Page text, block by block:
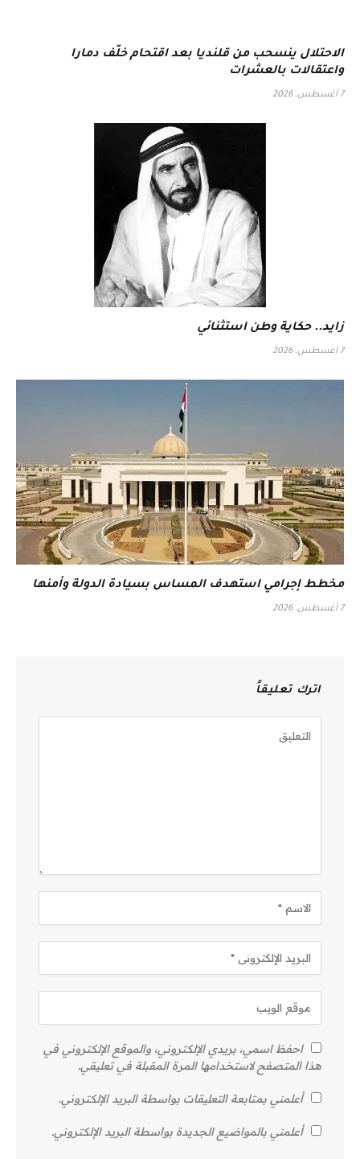
الاحتلال ينسحب من قلنديا بعد اقتحام خلّف دمارا
واعتقالات بالعشرات
7 أغسطس، 2026
زايد.. حكاية وطن استثنائي
7 أغسطس، 2026
مخطط إجرامي استهدف المساس بسيادة الدولة وأمنها
7 أغسطس، 2026
اترك تعليقاً
احفظ اسمي، بريدي الإلكتروني، والموقع الإلكتروني في
هذا المتصفح لاستخدامها المرة المقبلة في تعليقي.
أعلمني بمتابعة التعليقات بواسطة البريد الإلكتروني.
أعلمني بالمواضيع الجديدة بواسطة البريد الإلكتروني.